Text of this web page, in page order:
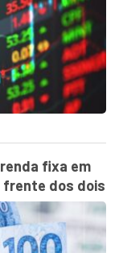
fixa em
frente dos dois